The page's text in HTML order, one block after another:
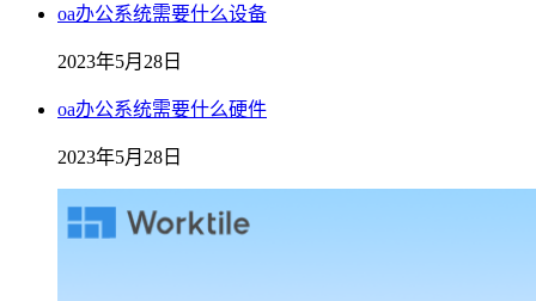
oa办公系统需要什么设备
2023年5月28日
oa办公系统需要什么硬件
2023年5月28日